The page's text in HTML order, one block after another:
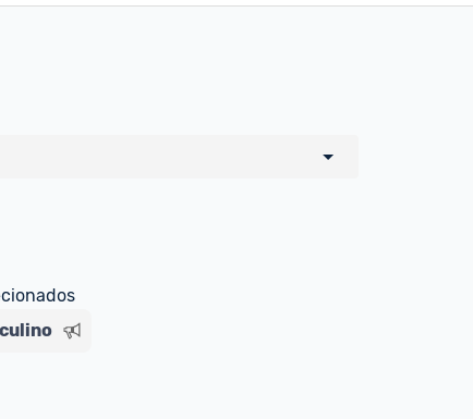
um marketplace, nós indicamos no
sinalizamos através da tag